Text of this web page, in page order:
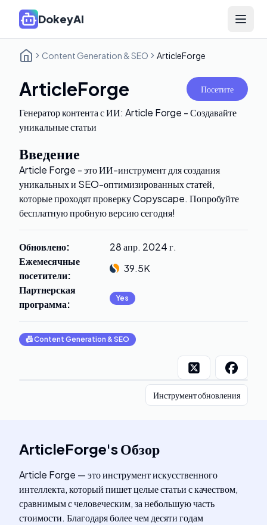
DokeyAI Open
Content Generation & SEO ArticleForge
ArticleForge Посетите
Генератор контента с ИИ: Article Forge - Создавайте
уникальные статьи
Введение
Article Forge - это ИИ-инструмент для создания
уникальных и SEO-оптимизированных статей,
которые проходят проверку Copyscape. Попробуйте
бесплатную пробную версию сегодня!
Обновлено:
28 апр. 2024 г.
Ежемесячные
посетители:
39.5K
Партнерская
программа: Yes
📠Content Generation & SEO
Инструмент обновления
ArticleForge'sОбзор
Article Forge — это инструмент искусственного
интеллекта, который пишет целые статьи с качеством,
сравнимым с человеческим, за небольшую часть
стоимости. Благодаря более чем десяти годам